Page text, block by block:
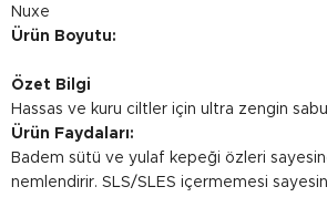
Nuxe
Ürün Boyutu:
Özet Bilgi
Hassas ve kuru ciltler için ultra zengin
Ürün Faydaları:
Badem sütü ve yulaf kepeği özleri
nemlendirir. SLS/SLES içermemesi